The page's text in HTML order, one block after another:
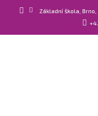
  Základní škola,
